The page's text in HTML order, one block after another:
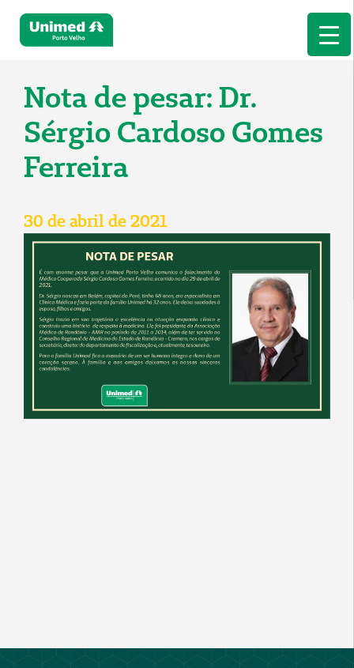
Nota de pesar: Dr.
Sérgio Cardoso Gomes
Ferreira
30 de abril de 2021